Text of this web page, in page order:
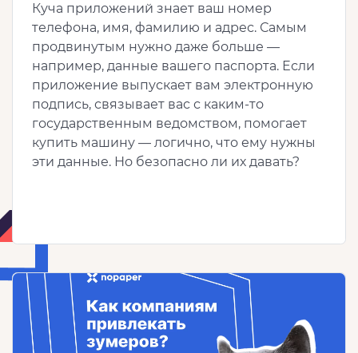
Куча приложений знает ваш номер
телефона, имя, фамилию и адрес. Самым
продвинутым нужно даже больше —
например, данные вашего паспорта. Если
приложение выпускает вам электронную
подпись, связывает вас с каким-то
государственным ведомством, помогает
купить машину — логично, что ему нужны
эти данные. Но безопасно ли их давать?